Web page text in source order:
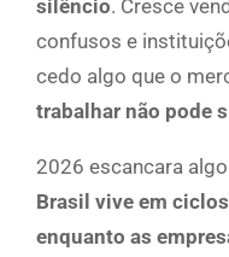
silêncio. Cresce
confusos e
cedo algo que o
trabalhar não pode
2026 escancara
Brasil vive em
enquanto as